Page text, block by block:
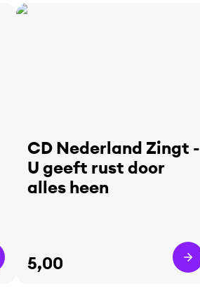
CD Nederland Zingt -
U geeft rust door
alles heen
5,00